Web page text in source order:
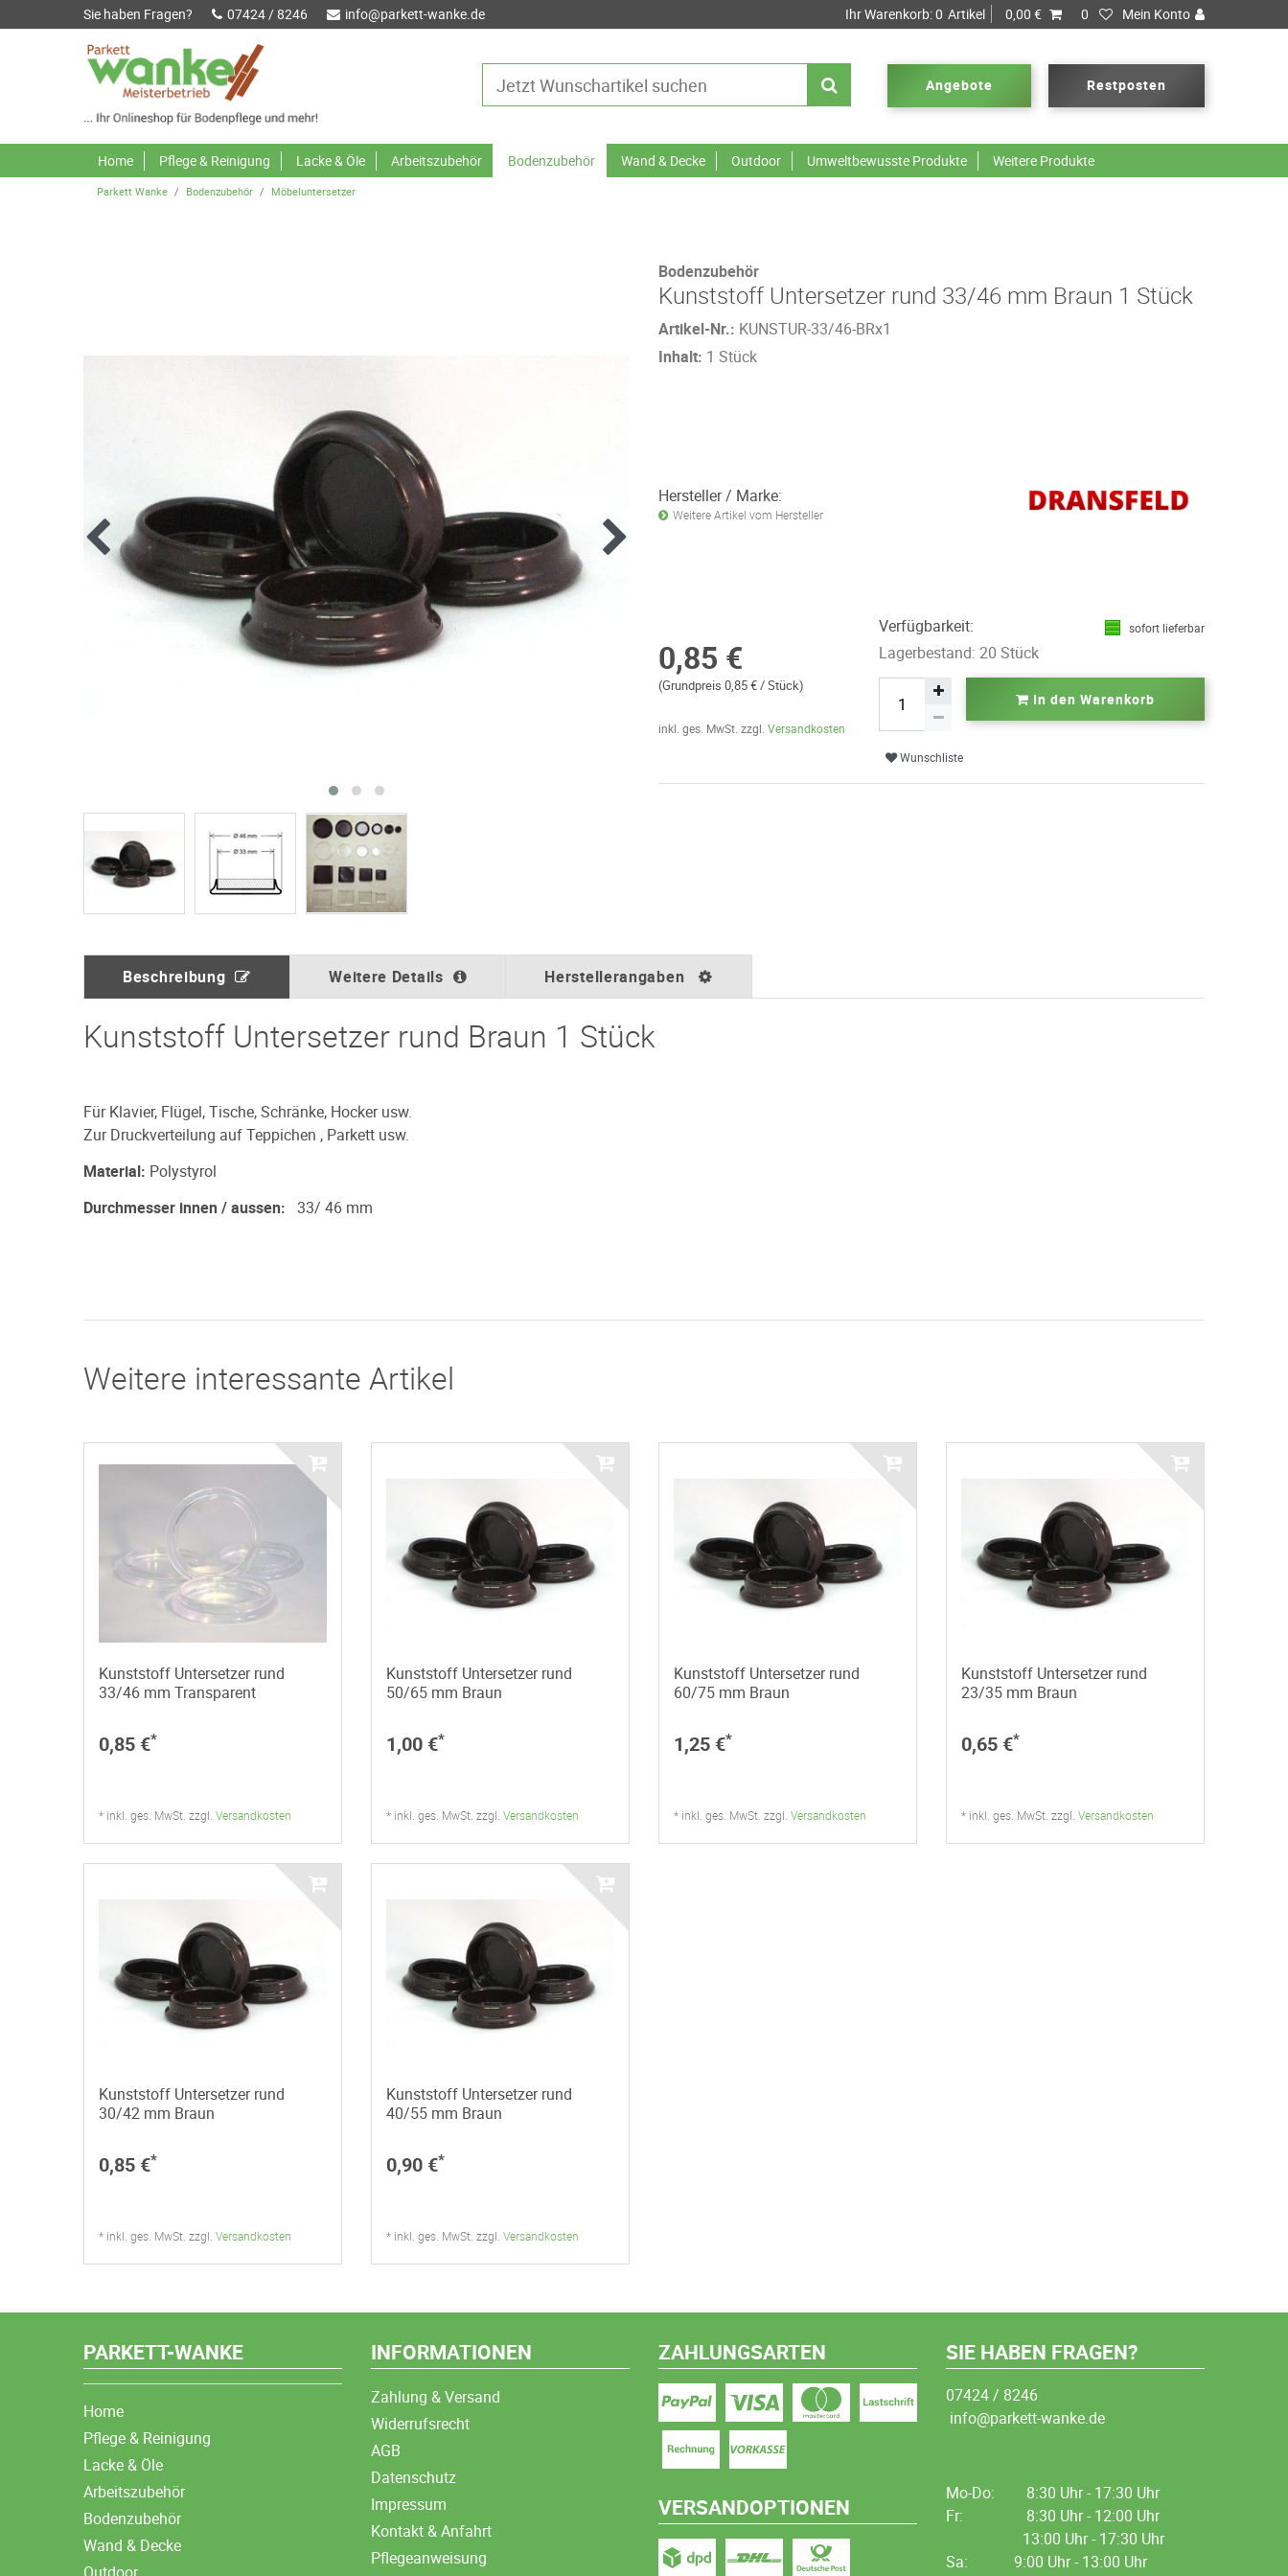
Sie haben Fragen? 07424 / 8246 info@parkett-wanke.de Mein Konto
0
Ihr Warenkorb:0 Artikel 0,00 €
Angebote Restposten
Home Pflege & Reinigung Lacke & Öle Arbeitszubehör Bodenzubehör Wand & Decke Outdoor Umweltbewusste Produkte Weitere Produkte
Parkett Wanke Bodenzubehör Möbeluntersetzer
Bodenzubehör
Kunststoff Untersetzer rund 33/46 mm Braun 1 Stück
Artikel-Nr.: KUNSTUR-33/46-BRx1
Inhalt: 1 Stück
Hersteller / Marke:
Weitere Artikel vom Hersteller
0,85 €
(Grundpreis 0,85 € / Stück)
inkl. ges. MwSt. zzgl. Versandkosten
Verfügbarkeit: sofort lieferbar
Lagerbestand: 20 Stück
In den Warenkorb
Wunschliste
Beschreibung Weitere Details Herstellerangaben
Kunststoff Untersetzer rund Braun 1 Stück
Für Klavier, Flügel, Tische, Schränke, Hocker usw.
Zur Druckverteilung auf Teppichen , Parkett usw.
Material: Polystyrol
Durchmesser innen / aussen: 33/ 46 mm
Weitere interessante Artikel
Kunststoff Untersetzer rund
33/46 mm Transparent
0,85 €*
* inkl. ges. MwSt. zzgl. Versandkosten
Kunststoff Untersetzer rund
50/65 mm Braun
1,00 €*
* inkl. ges. MwSt. zzgl. Versandkosten
Kunststoff Untersetzer rund
60/75 mm Braun
1,25 €*
* inkl. ges. MwSt. zzgl. Versandkosten
Kunststoff Untersetzer rund
23/35 mm Braun
0,65 €*
* inkl. ges. MwSt. zzgl. Versandkosten
Kunststoff Untersetzer rund
30/42 mm Braun
0,85 €*
* inkl. ges. MwSt. zzgl. Versandkosten
Kunststoff Untersetzer rund
40/55 mm Braun
0,90 €*
* inkl. ges. MwSt. zzgl. Versandkosten
PARKETT-WANKE
Home
Pflege & Reinigung
Lacke & Öle
Arbeitszubehör
Bodenzubehör
Wand & Decke
INFORMATIONEN
Zahlung & Versand
Widerrufsrecht
AGB
Datenschutz
Impressum
Kontakt & Anfahrt
Pflegeanweisung
ZAHLUNGSARTEN
VERSANDOPTIONEN
SIE HABEN FRAGEN?
07424 / 8246
info@parkett-wanke.de
Mo-Do:
8:30 Uhr - 17:30 Uhr
Fr:
8:30 Uhr - 12:00 Uhr
13:00 Uhr - 17:30 Uhr
Sa: 9:00 Uhr - 13:00 Uhr